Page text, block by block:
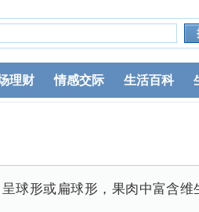
理财 情感交际 生活百科
球形或扁球形，果肉中富含维